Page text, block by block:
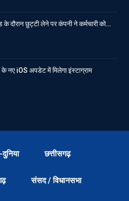
के दौरान छुट्टी लेने पर कंपनी ने कर्मचारी को…
नए iOS अपडेट में मिलेगा इंस्टाग्राम
छत्तीसगढ़
संसद / विधानसभा